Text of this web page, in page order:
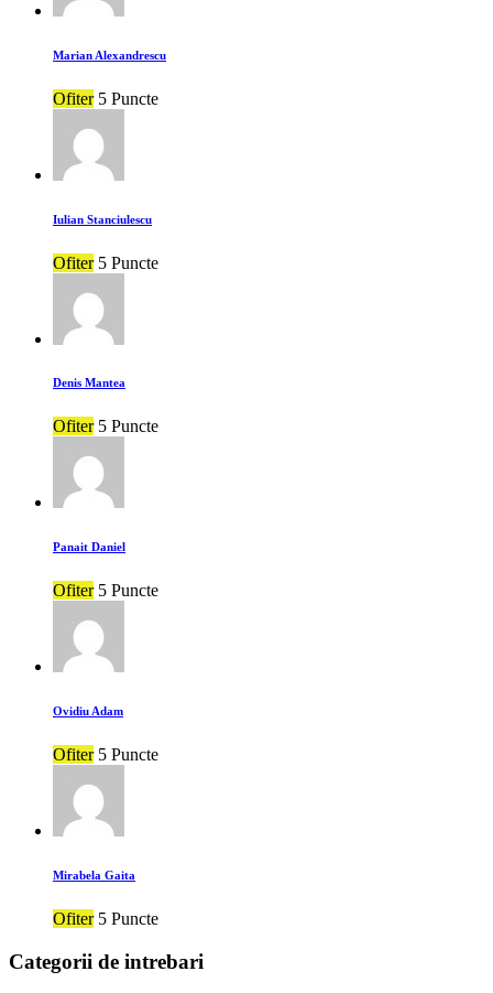
Marian Alexandrescu
Ofiter 5 Puncte
Iulian Stanciulescu
Ofiter 5 Puncte
Denis Mantea
Ofiter 5 Puncte
Panait Daniel
Ofiter 5 Puncte
Ovidiu Adam
Ofiter 5 Puncte
Mirabela Gaita
Ofiter 5 Puncte
Categorii de intrebari